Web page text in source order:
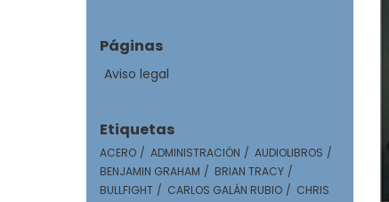
Páginas
Aviso legal
Etiquetas
ACERO ADMINISTRACIÓN
AUDIOLIBROS
BENJAMIN GRAHAM
BRIAN TRACY
BULLFIGHT
CARLOS GALÁN RUBIO
CHRIS